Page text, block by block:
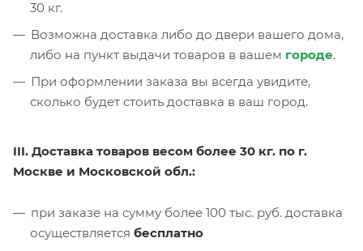
30 кг.
Возможна доставка либо до двери вашего дома,
либо на пункт выдачи товаров в вашем городе.
При оформлении заказа вы всегда увидите,
сколько будет стоить доставка в ваш город.
III. Доставка товаров весом более 30 кг. по г.
Москве и Московской обл.:
при заказе на сумму более 100 тыс. руб. доставка
осуществляется бесплатно